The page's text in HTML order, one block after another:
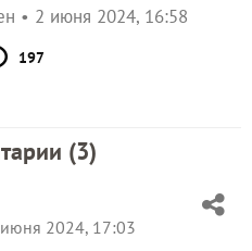
2 июня 2024, 16:58
197
(3)
2024, 17:03